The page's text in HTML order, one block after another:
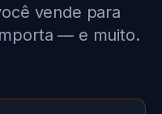
vende para
— e muito.